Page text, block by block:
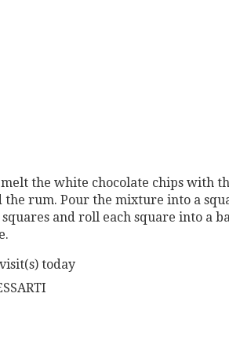
the white chocolate chips with
the rum. Pour the mixture into a
and roll each square into a
today